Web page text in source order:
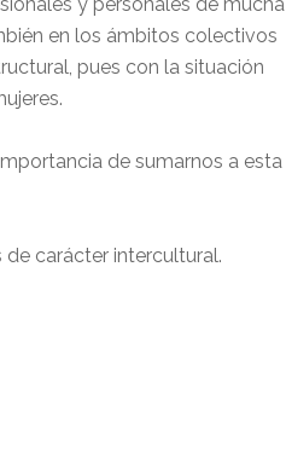
en los ámbitos colectivos
pues con la situación
de sumarnos a esta
de carácter intercultural.